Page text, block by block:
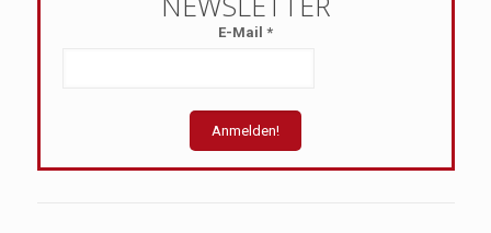
E-Mail *